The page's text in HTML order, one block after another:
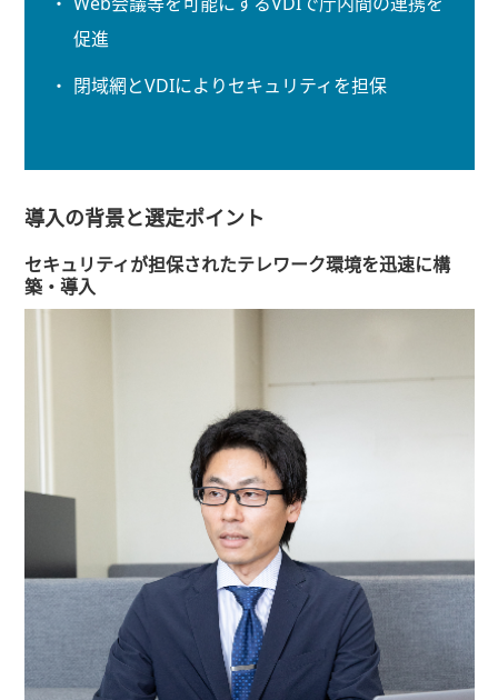
促進
閉域網とVDIによりセキュリティを担保
導入の背景と選定ポイント
セキュリティが担保されたテレワーク環境を迅速に構
築・導入